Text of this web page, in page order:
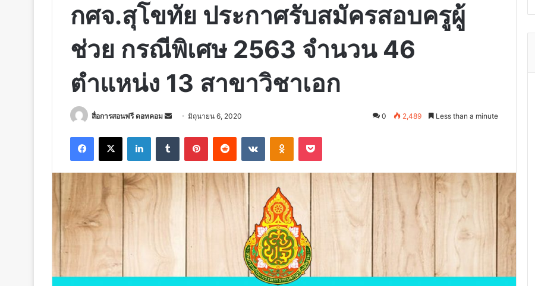
กศจ.สุโขทัย ประกาศรับสมัครสอบครูผู้
ช่วย กรณีพิเศษ 2563 จำนวน 46
ตำแหน่ง 13 สาขาวิชาเอก
สื่อการสอนฟรี ดอทคอม
Sendมิถุนายน 6, 2020 0 2,489 Less than a minute
Facebook
X LinkedInTumblr PinterestReddit VKontakteOdnoklassniki
Pocket